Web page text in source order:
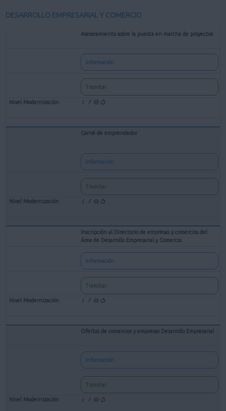
DESARROLLO EMPRESARIAL Y COMERCIO
Asesoramiento sobre la puesta en marcha de proyectos
Información
Tramitar
Carné de emprendedor
Información
Tramitar
Inscripción al Directorio de empresas y comercios del
Área de Desarrollo Empresarial y Comercio
Información
Tramitar
Ofertas de comercios y empresas Desarrollo Empresarial
Información
Tramitar